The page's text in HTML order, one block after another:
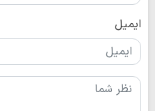
ایمیل